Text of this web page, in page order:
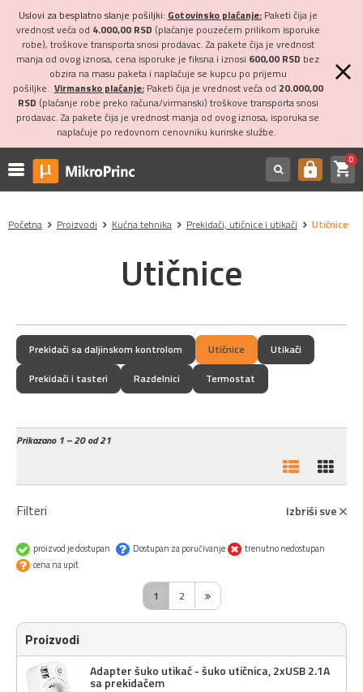
Uslovi za besplatno slanje pošiljki: Gotovinsko plaćanje:Paketi čija je
vrednost veća od 4.000,00 RSD (plaćanje pouzećem prilikom isporuke
robe), troškove transporta snosi prodavac. Za pakete čija je vrednost
manja od ovog iznosa, cena isporuke je fiksna i iznosi 600,00 RSD bez
obzira na masu paketa i naplaćuje se kupcu po prijemu
pošiljke. Virmansko plaćanje:Paketi čija je vrednost veća od 20.000,00
RSD (plaćanje robe preko računa/virmanski) troškove transporta snosi
prodavac. Za pakete čija je vrednost manja od ovog iznosa, isporuka se
naplaćuje po redovnom cenovniku kurirske službe.
https shopping_cart0
Početna Proizvodi Kućna tehnika Prekidači, utičnice i utikači Utičnice
Utičnice
Prekidači sa daljinskom kontrolom Utičnice
Utikači
Prekidači i tasteri
Razdelnici Termostat
Prikazano1 – 20 od 21
Filteri Izbriši sve
proizvod je dostupan Dostupan za poručivanje
trenutno nedostupan
cena na upit
1 2
Proizvodi
Adapter šuko utikač - šuko utičnica, 2xUSB 2.1A
sa prekidačem